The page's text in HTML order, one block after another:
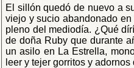
El sillón quedó de nuevo a
viejo y sucio abandonado
pleno del mediodía. ¿Qué
de doña Ruby que durante
un asilo en La Estrella,
leer y tejer gorritos y